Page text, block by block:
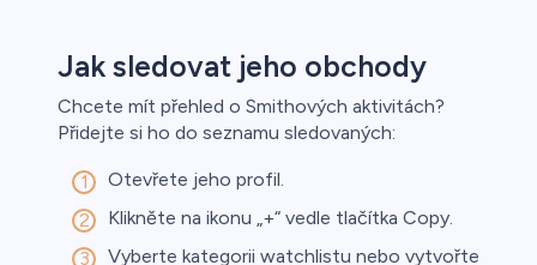
Jak sledovat jeho obchody
Chcete mít přehled o Smithových aktivitách?
Přidejte si ho do seznamu sledovaných:
Otevřete jeho profil.
Klikněte na ikonu „+“ vedle tlačítka Copy.
Vyberte kategorii watchlistu nebo vytvořte